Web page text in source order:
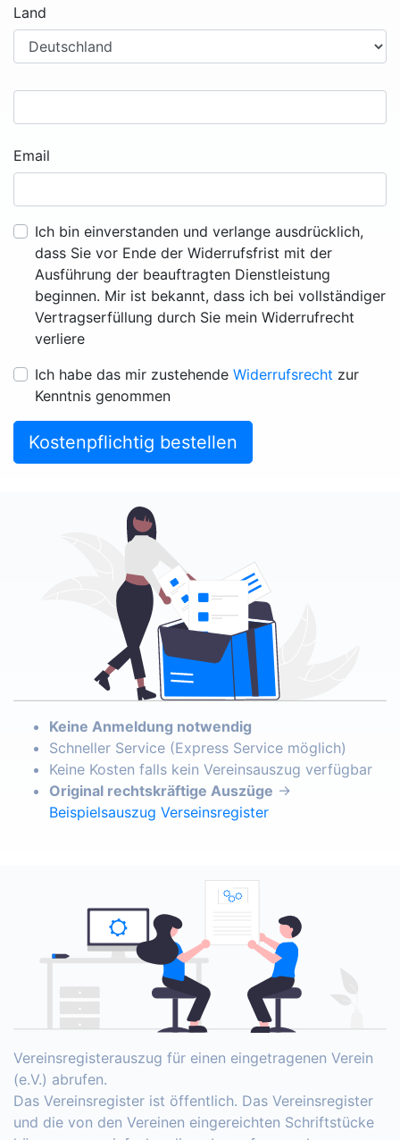
Land
Email
Ich bin einverstanden und verlange ausdrücklich,
dass Sie vor Ende der Widerrufsfrist mit der
Ausführung der beauftragten Dienstleistung
beginnen. Mir ist bekannt, dass ich bei vollständiger
Vertragserfüllung durch Sie mein Widerrufrecht
verliere
Ich habe das mir zustehende Widerrufsrecht zur
Kenntnis genommen
Kostenpflichtig bestellen
Keine Anmeldung notwendig
Schneller Service (Express Service möglich)
Keine Kosten falls kein Vereinsauszug verfügbar
Original rechtskräftige Auszüge →
Beispielsauszug Verseinsregister
Vereinsregisterauszug für einen eingetragenen Verein
(e.V.) abrufen.
Das Vereinsregister ist öffentlich. Das Vereinsregister
und die von den Vereinen eingereichten Schriftstücke